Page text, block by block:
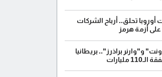
أوروبا تحلق.. أرباح الشركات
أزمة هرمز
و"وارنر براذرز".. بريطانيا
مليارات